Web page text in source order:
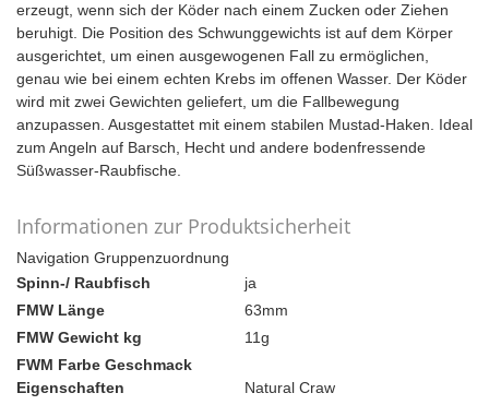
erzeugt, wenn sich der Köder nach einem Zucken oder Ziehen
beruhigt. Die Position des Schwunggewichts ist auf dem Körper
ausgerichtet, um einen ausgewogenen Fall zu ermöglichen,
genau wie bei einem echten Krebs im offenen Wasser. Der Köder
wird mit zwei Gewichten geliefert, um die Fallbewegung
anzupassen. Ausgestattet mit einem stabilen Mustad-Haken. Ideal
zum Angeln auf Barsch, Hecht und andere bodenfressende
Süßwasser-Raubfische.
Informationen zur Produktsicherheit
Navigation Gruppenzuordnung
Spinn-/ Raubfisch
ja
FMW Länge
63mm
FMW Gewicht kg
11g
FWM Farbe Geschmack
Eigenschaften
Natural Craw